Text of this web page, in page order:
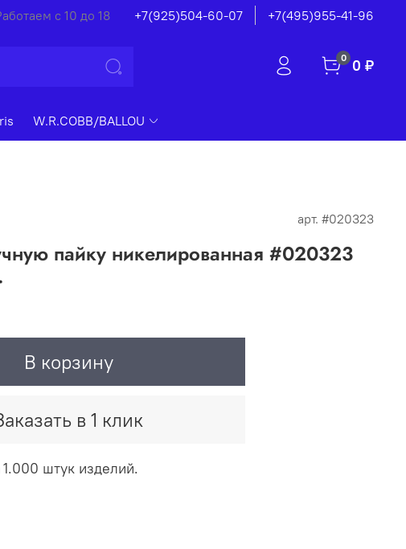
с 10 до 18 +7(925)504-60-07 +7(495)955-41-96
0 0 ₽
W.R.COBB/BALLOU
арт. #020323
пайку никелированная #020323
В корзину
в 1 клик
штук изделий.